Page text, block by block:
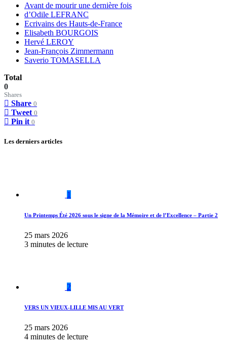
Avant de mourir une dernière fois
d’Odile LEFRANC
Ecrivains des Hauts-de-France
Elisabeth BOURGOIS
Hervé LEROY
Jean-François Zimmermann
Saverio TOMASELLA
Total
0
Shares
Share 0
Tweet 0
Pin it 0
Les derniers articles
1
Un Printemps Été 2026 sous le signe de la Mémoire et de l’Excellence – Partie 2
25 mars 2026
3 minutes de lecture
2
VERS UN VIEUX-LILLE MIS AU VERT
25 mars 2026
4 minutes de lecture